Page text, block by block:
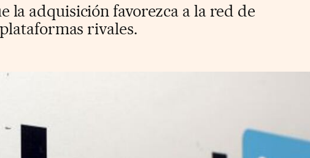
la adquisición favorezca a la red de
rivales.